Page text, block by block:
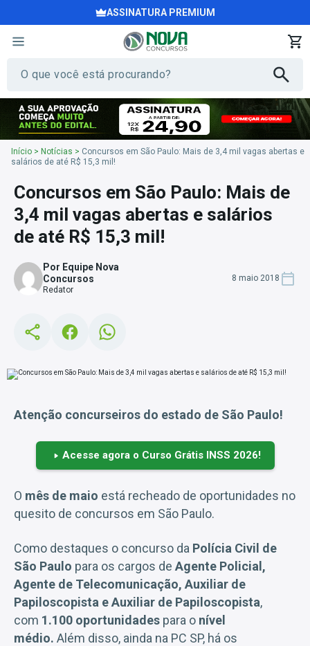
ASSINATURA PREMIUM
Início > Notícias > Concursos em São Paulo: Mais de 3,4 mil vagas abertas e
salários de até R$ 15,3 mil!
Concursos em São Paulo: Mais de
3,4 mil vagas abertas e salários
de até R$ 15,3 mil!
Por Equipe Nova
Concursos
Redator
8 maio 2018
Atenção concurseiros do estado de São Paulo!
Acesse agora o Curso Grátis INSS 2026!
O mês de maio está recheado de oportunidades no
quesito de concursos em São Paulo.
Como destaques o concurso da Polícia Civil de
São Paulo para os cargos de Agente Policial,
Agente de Telecomunicação, Auxiliar de
Papiloscopista e Auxiliar de Papiloscopista,
com 1.100 oportunidades para o nível
médio. Além disso, ainda na PC SP, há os